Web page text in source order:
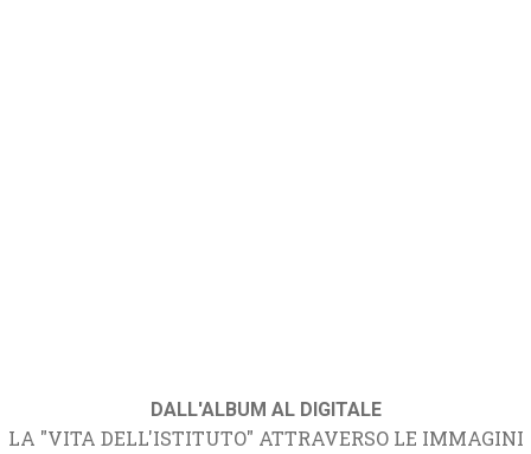
DALL'ALBUM AL DIGITALE
LA "VITA DELL'ISTITUTO" ATTRAVERSO LE IMMAGINI